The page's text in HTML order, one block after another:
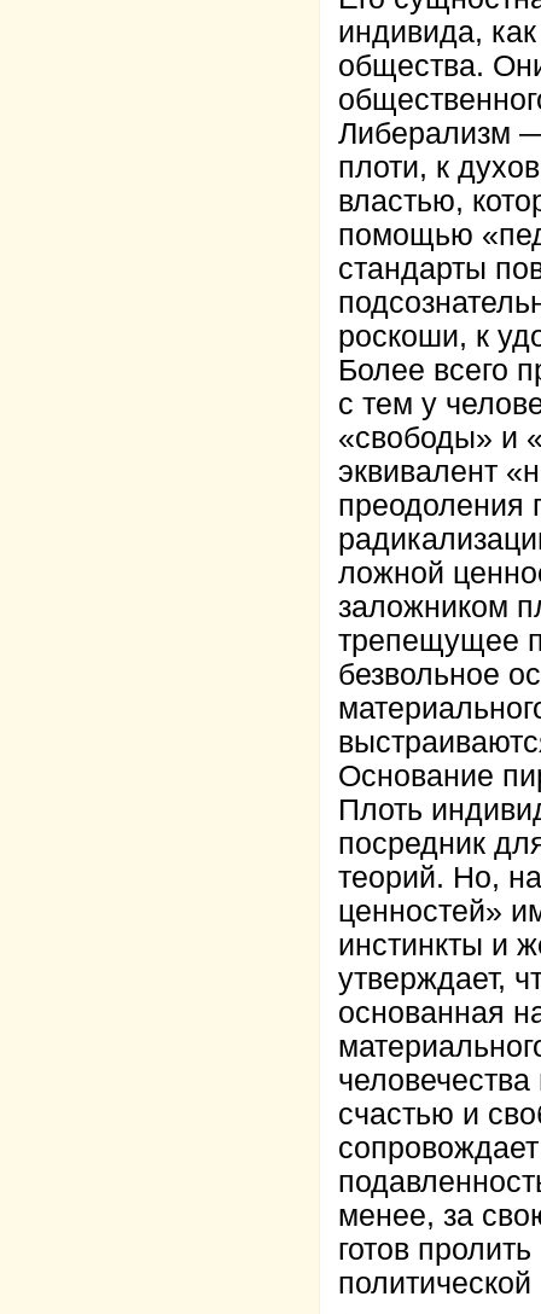
индивида,
общества.
Либерализм —
плоти, к
властью,
помощью
стандарты
роскоши, к
Более всего
с тем у
«свободы» и
эквивалент
преодоления
ложной
заложником
трепещущее
безвольное
Основание
Плоть
посредник
теорий. Но,
ценностей»
инстинкты и
утверждает,
основанная
счастью и
менее, за
готов